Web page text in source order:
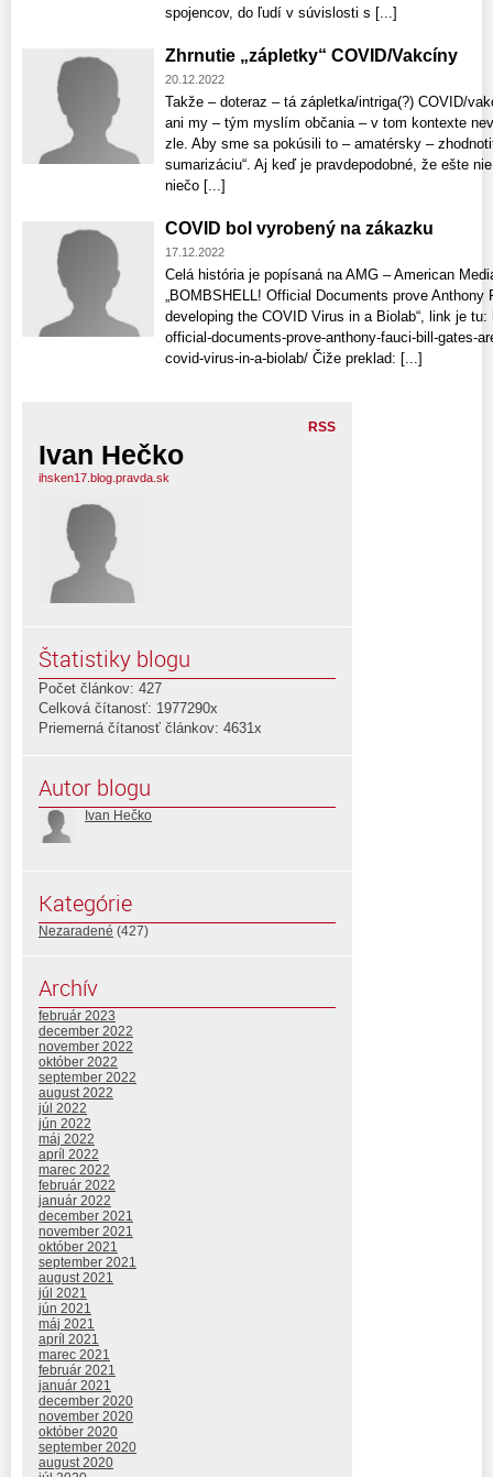
spojencov, do ľudí v súvislosti s [...]
Zhrnutie „zápletky“ COVID/Vakcíny
20.12.2022
Takže – doteraz – tá zápletka/intriga(?) COVID/
ani my – tým myslím občania – v tom kontexte
zle. Aby sme sa pokúsili to – amatérsky –
sumarizáciu“. Aj keď je pravdepodobné, že ešte
niečo [...]
COVID bol vyrobený na zákazku
17.12.2022
Celá história je popísaná na AMG – American
„BOMBSHELL! Official Documents prove
developing the COVID Virus in a Biolab“, link je
official-documents-prove-anthony-fauci-bill-gates-
covid-virus-in-a-biolab/ Čiže preklad: [...]
RSS
Ivan Hečko
ihsken17.blog.pravda.sk
Štatistiky blogu
Počet článkov: 427
Celková čítanosť: 1977290x
Priemerná čítanosť článkov: 4631x
Autor blogu
Ivan Hečko
Kategórie
Nezaradené (427)
Archív
február 2023
december 2022
november 2022
október 2022
september 2022
august 2022
júl 2022
jún 2022
máj 2022
apríl 2022
marec 2022
február 2022
január 2022
december 2021
november 2021
október 2021
september 2021
august 2021
júl 2021
jún 2021
máj 2021
apríl 2021
marec 2021
február 2021
január 2021
december 2020
november 2020
október 2020
september 2020
august 2020